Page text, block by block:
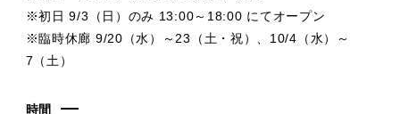
※初日 9/3（日）のみ 13:00～18:00 にてオープン
※臨時休廊 9/20（水）～23（土・祝）、10/4（水）～
7（土）
時間